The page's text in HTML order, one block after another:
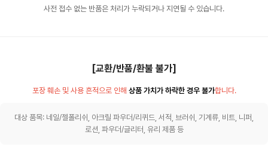
사전 접수 없는 반품은 처리가 누락되거나 지연될 수 있습니다.
[교환/반품/환불 불가]
포장 훼손 및 사용 흔적으로 인해 상품 가치가 하락한 경우 불가합니다.
대상 품목: 네일/젤폴리쉬, 아크릴 파우더/리퀴드, 서적, 브러쉬, 기계류, 비트, 니퍼,
로션, 파우더/글리터, 유리 제품 등